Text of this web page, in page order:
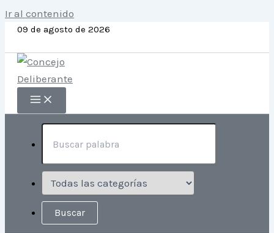
Ir al contenido
09 de agosto de 2026